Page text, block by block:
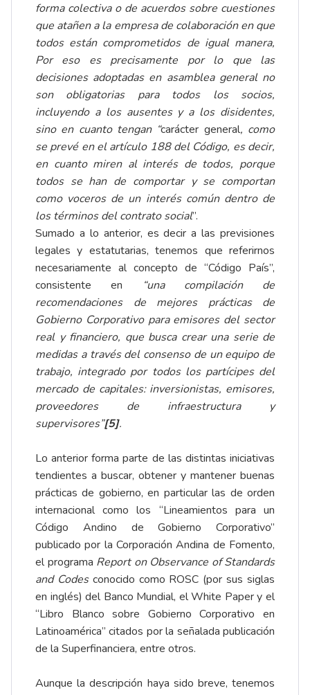
forma colectiva o de acuerdos sobre cuestiones
que atañen a la empresa de colaboración en que
todos están comprometidos de igual manera,
Por eso es precisamente por lo que las
decisiones adoptadas en asamblea general no
son obligatorias para todos los socios,
incluyendo a los ausentes y a los disidentes,
sino en cuanto tengan “carácter general, como
se prevé en el artículo 188 del Código, es decir,
en cuanto miren al interés de todos, porque
todos se han de comportar y se comportan
como voceros de un interés común dentro de
los términos del contrato social”.
Sumado a lo anterior, es decir a las previsiones
legales y estatutarias, tenemos que referirnos
necesariamente al concepto de “Código País”,
consistente en
“una compilación de
recomendaciones de mejores prácticas de
Gobierno Corporativo para emisores del sector
real y financiero, que busca crear una serie de
medidas a través del consenso de un equipo de
trabajo, integrado por todos los partícipes del
mercado de capitales: inversionistas, emisores,
proveedores de infraestructura y
supervisores”[5].
Lo anterior forma parte de las distintas iniciativas
tendientes a buscar, obtener y mantener buenas
prácticas de gobierno, en particular las de orden
internacional como los “Lineamientos para un
Código Andino de Gobierno Corporativo”
publicado por la Corporación Andina de Fomento,
el programa Report on Observance of Standards
and Codes conocido como ROSC (por sus siglas
en inglés) del Banco Mundial, el White Paper y el
“Libro Blanco sobre Gobierno Corporativo en
Latinoamérica” citados por la señalada publicación
de la Superfinanciera, entre otros.
Aunque la descripción haya sido breve, tenemos